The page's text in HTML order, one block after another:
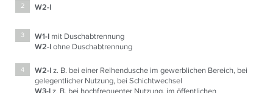
2 W2-I
3 W1-Imit Duschabtrennung
W2-Iohne Duschabtrennung
4 W2-Iz. B. bei einer Reihendusche im gewerblichen Bereich, bei
gelegentlicher Nutzung, bei Schichtwechsel